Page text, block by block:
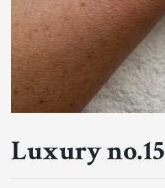
Luxury no.15